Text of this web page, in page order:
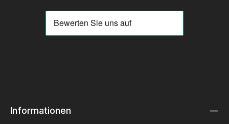
Informationen